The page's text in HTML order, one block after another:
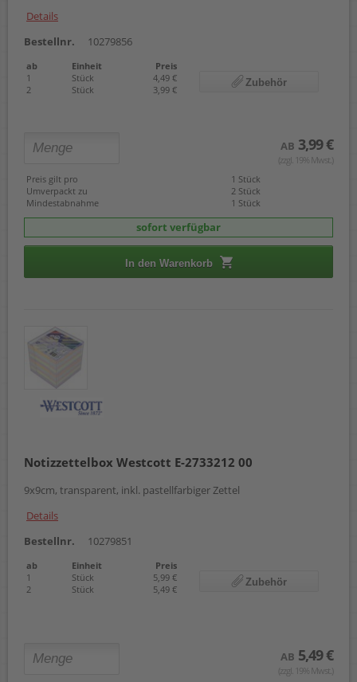
Details
Bestellnr.
10279856
ab Einheit
Preis
1
Stück
4,49 €
2
Stück 3,99 €
Zubehör
AB 3,99 €
(zzgl. 19% Mwst.)
Preis gilt pro
1 Stück
Umverpackt zu
2 Stück
Mindestabnahme
1 Stück
sofort verfügbar
In den Warenkorb
Notizzettelbox Westcott E-2733212 00
9x9cm, transparent, inkl. pastellfarbiger Zettel
Details
Bestellnr.
10279851
ab Einheit
Preis
1
Stück
5,99 €
2
Stück 5,49 €
Zubehör
AB 5,49 €
(zzgl. 19% Mwst.)